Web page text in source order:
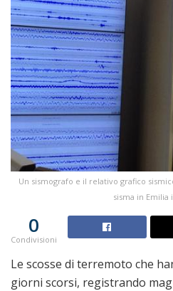
Un sismografo e il relativo grafico
sisma in Emilia
0
Condivisioni
Le scosse di terremoto che
giorni scorsi, registrando